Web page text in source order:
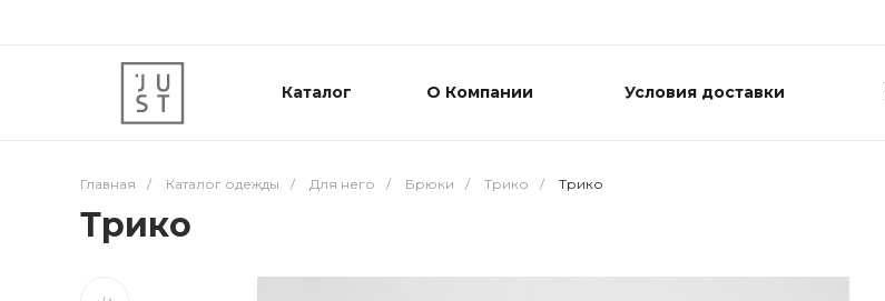
Каталог О Компании Условия доставки
Главная / Каталог одежды / Для него / Брюки / Трико / Трико
Трико